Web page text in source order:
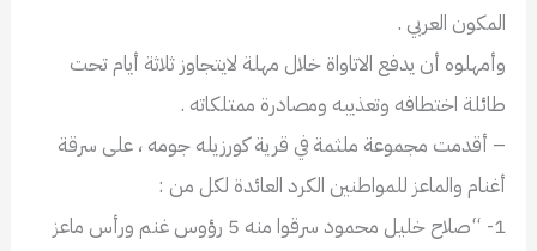
المكون العربي .
وأمهلوه أن يدفع الاتاواة خلال مهلة لايتجاوز ثلاثة أيام تحت
طائلة اختطافه وتعذيبه ومصادرة ممتلكاته .
– أقدمت مجموعة ملثمة في قرية كورزيله جومه ، على سرقة
أغنام والماعز للمواطنين الكرد العائدة لكل من :
1- “صلاح خليل محمود سرقوا منه 5 رؤوس غنم ورأس ماعز